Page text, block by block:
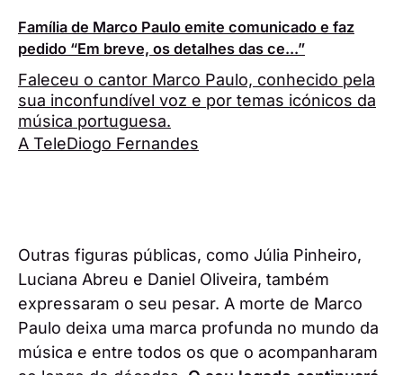
Família de Marco Paulo emite comunicado e faz
pedido “Em breve, os detalhes das ce...”
Faleceu o cantor Marco Paulo, conhecido pela
sua inconfundível voz e por temas icónicos da
música portuguesa.
A TeleDiogo Fernandes
Outras figuras públicas, como Júlia Pinheiro,
Luciana Abreu e Daniel Oliveira, também
expressaram o seu pesar. A morte de Marco
Paulo deixa uma marca profunda no mundo da
música e entre todos os que o acompanharam